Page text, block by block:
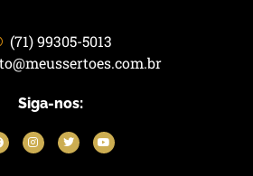
(71) 99305-5013
Siga-nos: